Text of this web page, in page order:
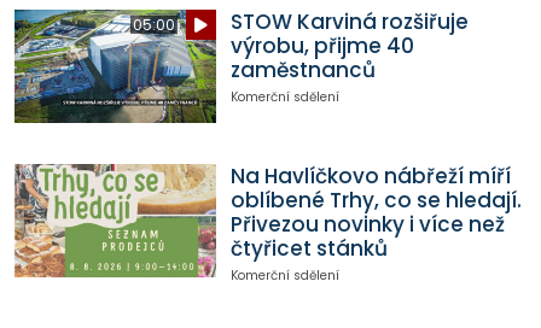
05:00
STOW Karviná rozšiřuje
výrobu, přijme 40
zaměstnanců
Komerční sdělení
Na Havlíčkovo nábřeží míří
oblíbené Trhy, co se hledají.
Přivezou novinky i více než
čtyřicet stánků
Komerční sdělení